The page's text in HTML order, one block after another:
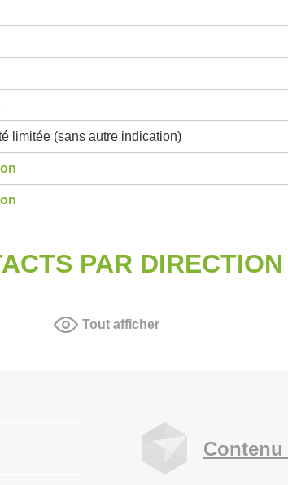
limitée (sans autre indication)
PAR DIRECTION
Tout afficher